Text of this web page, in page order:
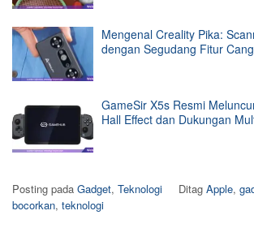
Mengenal Creality Pika:
dengan Segudang Fitur
GameSir X5s Resmi
Hall Effect dan Dukungan
Posting pada Gadget, Teknologi Ditag Apple,
bocorkan, teknologi